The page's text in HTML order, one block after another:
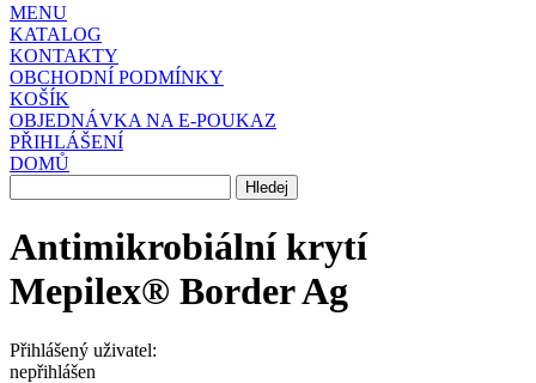
MENU
KATALOG
KONTAKTY
OBCHODNÍ PODMÍNKY
KOŠÍK
OBJEDNÁVKA NA E-POUKAZ
PŘIHLÁŠENÍ
DOMŮ
Antimikrobiální krytí
Mepilex® Border Ag
Přihlášený uživatel:
nepřihlášen